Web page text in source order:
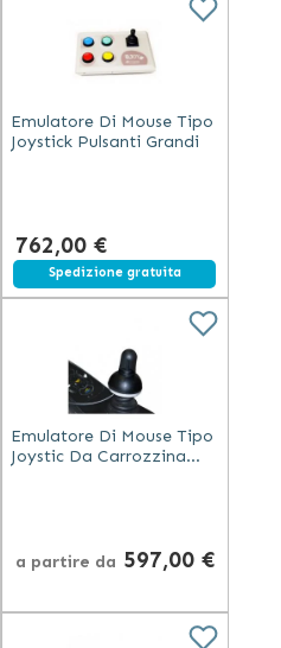
Emulatore Di Mouse Tipo
Joystick Pulsanti Grandi
762,00 €
Spedizione gratuita
Emulatore Di Mouse Tipo
Joystic Da Carrozzina
a partire da 597,00 €